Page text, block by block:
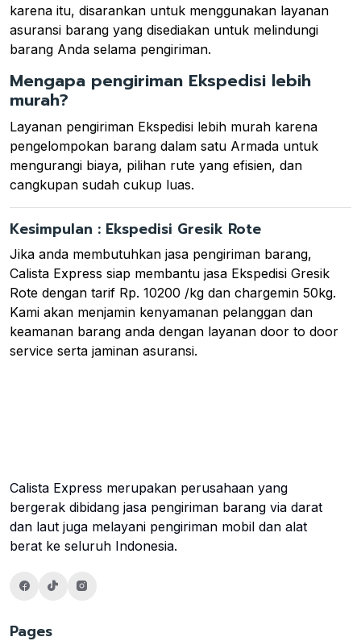
karena itu, disarankan untuk menggunakan layanan
asuransi barang yang disediakan untuk melindungi
barang Anda selama pengiriman.
Mengapa pengiriman Ekspedisi lebih
murah?
Layanan pengiriman Ekspedisi lebih murah karena
pengelompokan barang dalam satu Armada untuk
mengurangi biaya, pilihan rute yang efisien, dan
cangkupan sudah cukup luas.
Kesimpulan : Ekspedisi Gresik Rote
Jika anda membutuhkan jasa pengiriman barang,
Calista Express siap membantu jasa Ekspedisi Gresik
Rote dengan tarif Rp. 10200 /kg dan chargemin 50kg.
Kami akan menjamin kenyamanan pelanggan dan
keamanan barang anda dengan layanan door to door
service serta jaminan asuransi.
Calista Express merupakan perusahaan yang
bergerak dibidang jasa pengiriman barang via darat
dan laut juga melayani pengiriman mobil dan alat
berat ke seluruh Indonesia.
Pages